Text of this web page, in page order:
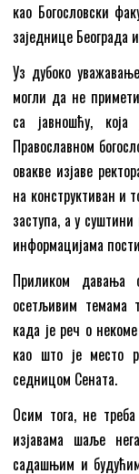
као Богословски
заједнице Београда
Уз дубоко
могли да не
са јавношћу,
Православном
овакве изјаве
на конструктиван и
заступа, а у
информацијама
Приликом давања
осетљивим темама
када је реч о
као што је место
седницом Сената.
Осим тога, не
изјавама шаље
садашњим и